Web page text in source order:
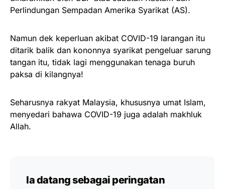
Perlindungan Sempadan Amerika Syarikat (AS).
Namun dek keperluan akibat COVID-19 larangan itu
ditarik balik dan kononnya syarikat pengeluar sarung
tangan itu, tidak lagi menggunakan tenaga buruh
paksa di kilangnya!
Seharusnya rakyat Malaysia, khususnya umat Islam,
menyedari bahawa COVID-19 juga adalah makhluk
Allah.
Ia datang sebagai peringatan